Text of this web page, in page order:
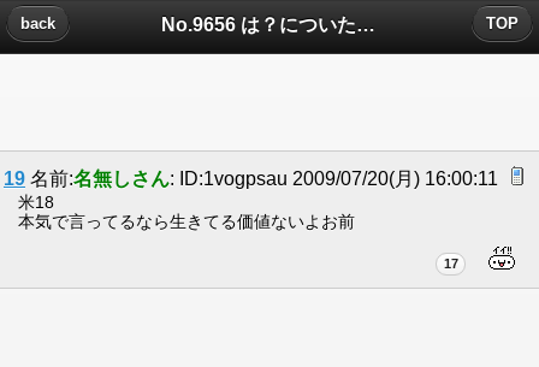
No.9656 は？についたコメント
back TOP
19 名前:名無しさん: ID:1vogpsau 2009/07/20(月) 16:00:11
米18
本気で言ってるなら生きてる価値ないよお前
17